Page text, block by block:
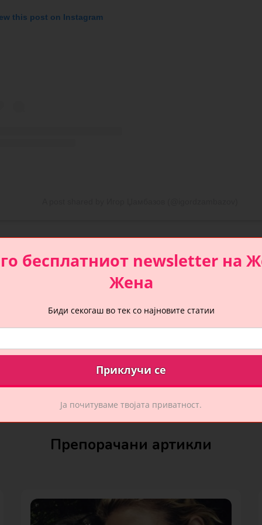
this post on Instagram
ARTICLE
обоила анксиозноста
Препорачани артикли
бесплатниот newsletter на
Жена
Биди секогаш во тек со најновите статии
Ја почитуваме твојата приватност.